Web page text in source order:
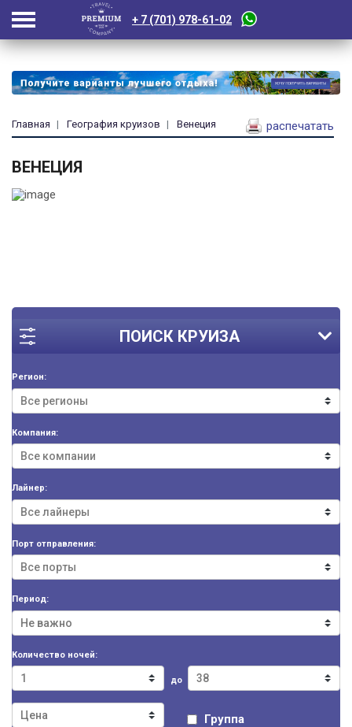
+ 7 (701) 978-61-02
ПОИСК КРУИЗА
Регион:
Компания:
Лайнер:
Порт отправления:
Период:
Количество ночей:
до
Группа
Главная География круизов Венеция распечатать
ВЕНЕЦИЯ